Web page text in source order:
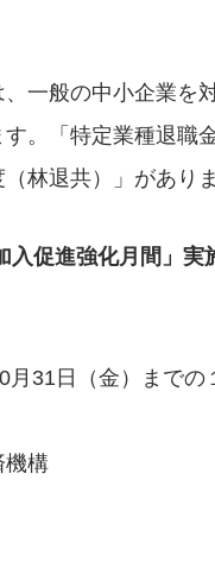
一般の中小企業を
。「特定業種退職
林退共）」があり
入促進強化月間」実
31日（金）までの
機構